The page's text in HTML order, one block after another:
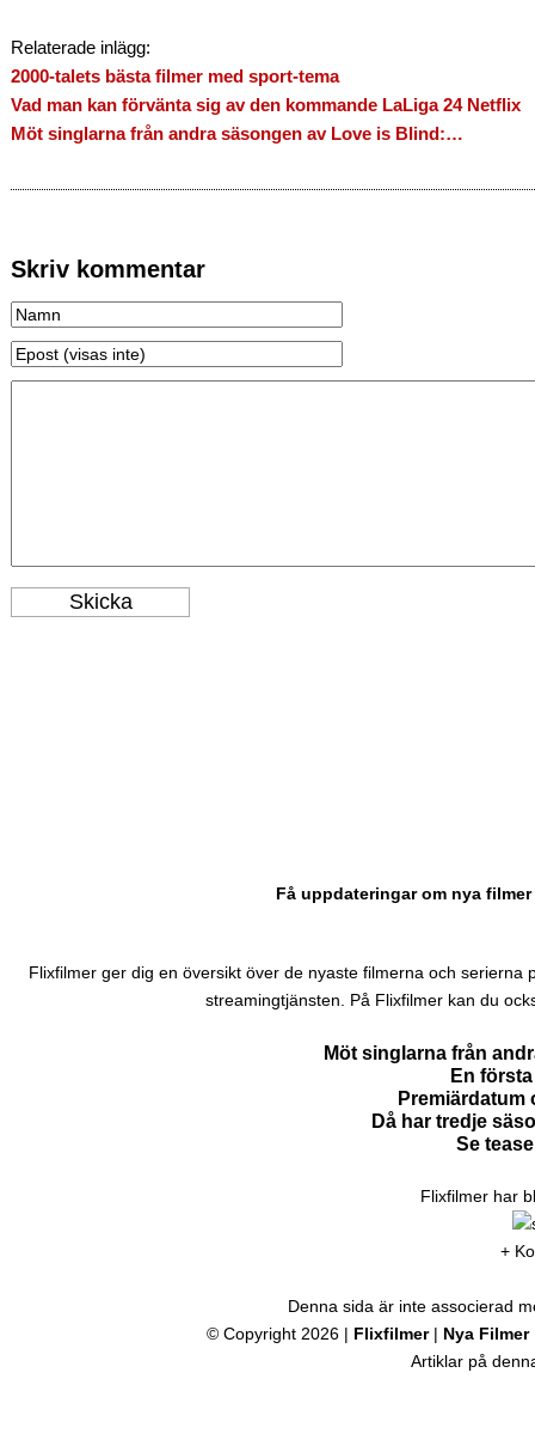
Relaterade inlägg:
2000-talets bästa filmer med sport-tema
Vad man kan förvänta sig av den kommande LaLiga 24 Netflix
Möt singlarna från andra säsongen av Love is Blind:…
Skriv kommentar
Få uppdateringar om nya
Flixfilmer ger dig en översikt över de nyaste filmerna och
streamingtjänsten. På Flixfilmer kan du
Möt singlarna från
En
Premiärdatum
Då har tredje
Se
Flixfilmer har
+
Denna sida är inte associerad
© Copyright 2026 | Flixfilmer| Nya Filmer
Artiklar på